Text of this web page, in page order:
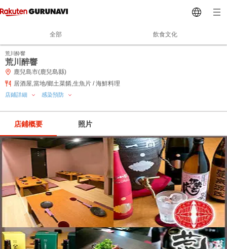
全部 飲食文化
荒川酔響
荒川醉響
鹿兒島市(鹿兒島縣)
居酒屋,當地/鄉土菜餚,生魚片 / 海鮮料理
店鋪詳細 感染預防
店鋪概要 照片